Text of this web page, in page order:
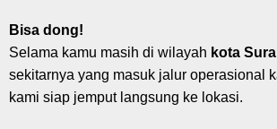
Bisa dong!
Selama kamu masih di wilayah kota
sekitarnya yang masuk jalur operasional
kami siap jemput langsung ke lokasi.